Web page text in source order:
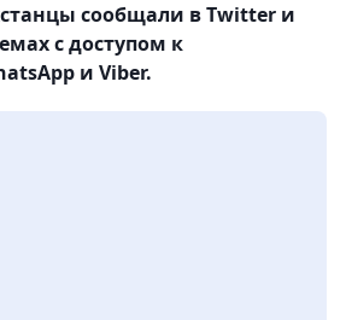
сообщали в Twitter и
с доступом к
и Viber.